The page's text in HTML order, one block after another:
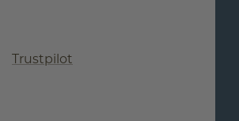
Trustpilot